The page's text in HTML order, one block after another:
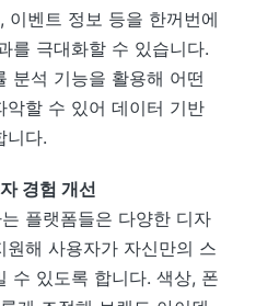
이벤트 정보 등을 한꺼번에
를 극대화할 수 있습니다.
분석 기능을 활용해 어떤
악할 수 있어 데이터 기반
니다.
경험 개선
플랫폼들은 다양한 디자
해 사용자가 자신만의 스
수 있도록 합니다. 색상, 폰